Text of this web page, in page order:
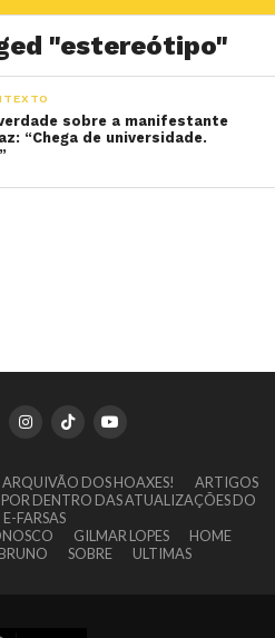
"estereótipo"
sobre a manifestante
“Chega de universidade.
ARQUIVÃO DOS HOAXES!
ARTIGOS
POR DENTRO DAS ATUALIZAÇÕES DO
E-FARSAS
GILMAR LOPES
HOME
SOBRE ULTIMAS